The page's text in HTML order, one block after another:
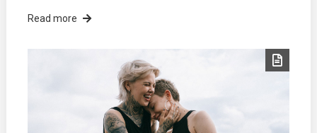
Read more